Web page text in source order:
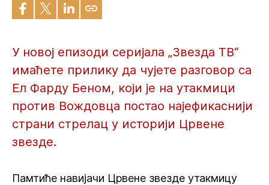
У новој епизоди серијала „Звезда ТВ“
имаћете прилику да чујете разговор са
Ел Фарду Беном, који је на утакмици
против Вождовца постао најефикаснији
страни стрелац у историји Црвене
звезде.
Памтиће навијачи Црвене звезде утакмицу